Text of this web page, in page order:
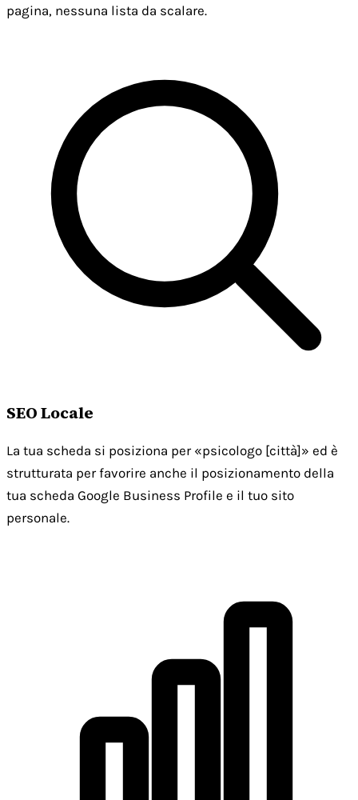
pagina, nessuna lista da scalare.
SEO Locale
La tua scheda si posiziona per «psicologo [città]» ed è
strutturata per favorire anche il posizionamento della
tua scheda Google Business Profile e il tuo sito
personale.